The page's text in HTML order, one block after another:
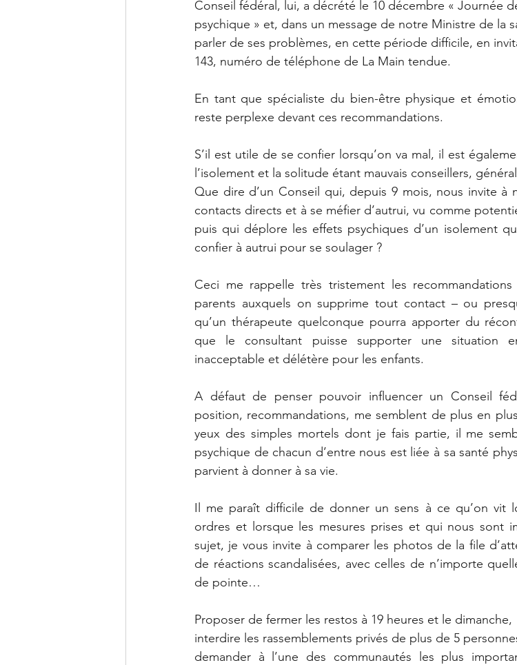
Conseil fédéral, lui, a décrété le 10 décembre « Journée
psychique » et, dans un message de notre Ministre de la
parler de ses problèmes, en cette période difficile, en
143, numéro de téléphone de La Main tendue.
En tant que spécialiste du bien-être physique et
reste perplexe devant ces recommandations.
S’il est utile de se confier lorsqu’on va mal, il est
l’isolement et la solitude étant mauvais conseillers,
Que dire d’un Conseil qui, depuis 9 mois, nous invite à
contacts directs et à se méfier d’autrui, vu comme
puis qui déplore les effets psychiques d’un isolement
confier à autrui pour se soulager ?
Ceci me rappelle très tristement les
parents auxquels on supprime tout contact – ou
qu’un thérapeute quelconque pourra apporter du
que le consultant puisse supporter une situation
inacceptable et délétère pour les enfants.
A défaut de penser pouvoir influencer un Conseil
position, recommandations, me semblent de plus en
yeux des simples mortels dont je fais partie, il me
psychique de chacun d’entre nous est liée à sa santé
parvient à donner à sa vie.
Il me paraît difficile de donner un sens à ce qu’on vit
ordres et lorsque les mesures prises et qui nous sont
sujet, je vous invite à comparer les photos de la file
de réactions scandalisées, avec celles de n’importe
de pointe…
Proposer de fermer les restos à 19 heures et le dimanche,
interdire les rassemblements privés de plus de 5
demander à l’une des communautés les plus